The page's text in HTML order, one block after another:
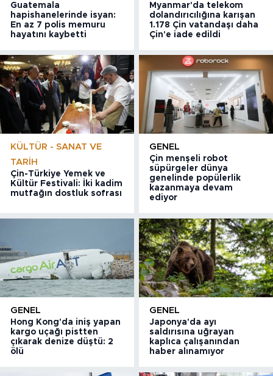
Guatemala
hapishanelerinde isyan:
En az 7 polis memuru
hayatını kaybetti
Myanmar'da telekom
dolandırıcılığına karışan
1.178 Çin vatandaşı daha
Çin'e iade edildi
KÜLTÜR - SANAT VE
TARIH
Çin-Türkiye Yemek ve
Kültür Festivali: İki kadim
mutfağın dostluk sofrası
GENEL
Çin menşeli robot
süpürgeler dünya
genelinde popülerlik
kazanmaya devam
ediyor
GENEL
Hong Kong'da iniş yapan
kargo uçağı pistten
çıkarak denize düştü: 2
ölü
GENEL
Japonya'da ayı
saldırısına uğrayan
kaplıca çalışanından
haber alınamıyor